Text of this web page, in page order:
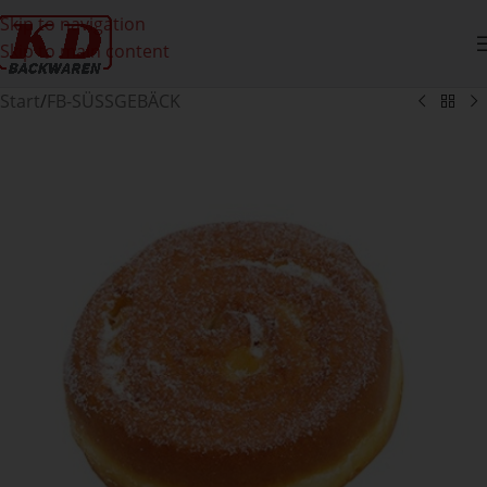
Skip to navigation
Skip to main content
Start/FB-SÜSSGEBÄCK